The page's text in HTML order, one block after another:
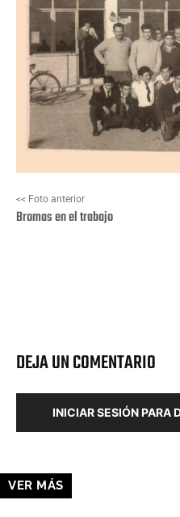
<< Foto anterior
Bromas en el trabajo
DEJA UN COMENTARIO
INICIAR SESIÓN PARA
VER MÁS